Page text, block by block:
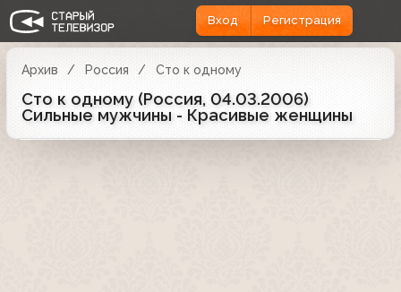
Вход Регистрация
Архив Россия Сто к одному
Cто к одному (Россия, 04.03.2006)
Сильные мужчины - Красивые женщины